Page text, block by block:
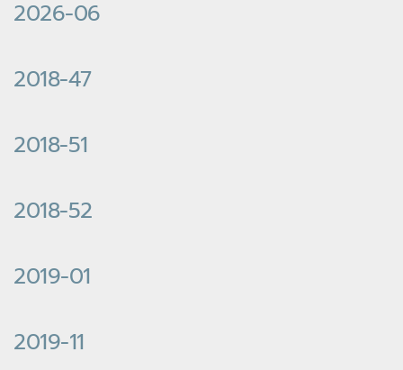
2026-06
2018-47
2018-51
2018-52
2019-01
2019-11